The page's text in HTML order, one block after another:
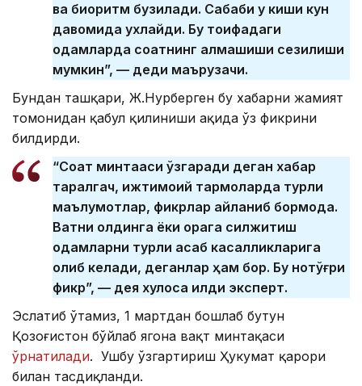
ва биоритм бузилади. Сабаби у киши кун
давомида ухлайди. Бу тоифадаги
одамларда соатнинг алмашиши сезилиши
мумкин”, — деди маърузачи.
Бундан ташқари, Ж.Нурберген бу хабарни жамият
томонидан қабул қилиниши ҳақида ўз фикрини
билдирди.
“Соат минтақаси ўзгаради деган хабар
тарқалгач, ижтимоий тармоқларда турли
маълумотлар, фикрлар айланиб бормоқда.
Вақтни олдинга ёки орқага силжитиш
одамларни турли асаб касалликларига
олиб келади, деганлар ҳам бор. Бу нотўғри
фикр”, — дея хулоса қилди эксперт.
Эслатиб ўтамиз, 1 мартдан бошлаб бутун
Қозоғистон бўйлаб ягона вақт минтақаси
ўрнатилади. Ушбу ўзгартириш Ҳукумат қарори
билан тасдиқланди.